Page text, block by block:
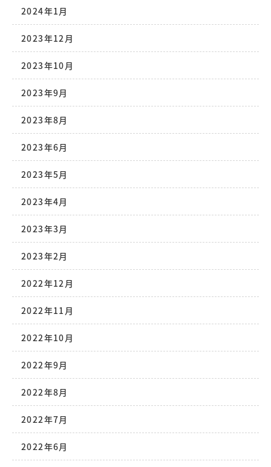
2024年1月
2023年12月
2023年10月
2023年9月
2023年8月
2023年6月
2023年5月
2023年4月
2023年3月
2023年2月
2022年12月
2022年11月
2022年10月
2022年9月
2022年8月
2022年7月
2022年6月